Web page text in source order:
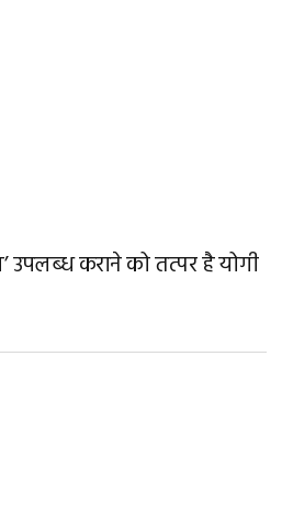
कराने को तत्पर है योगी